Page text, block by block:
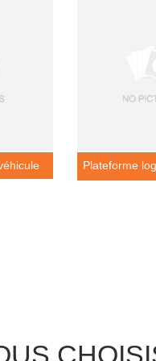
Plateforme